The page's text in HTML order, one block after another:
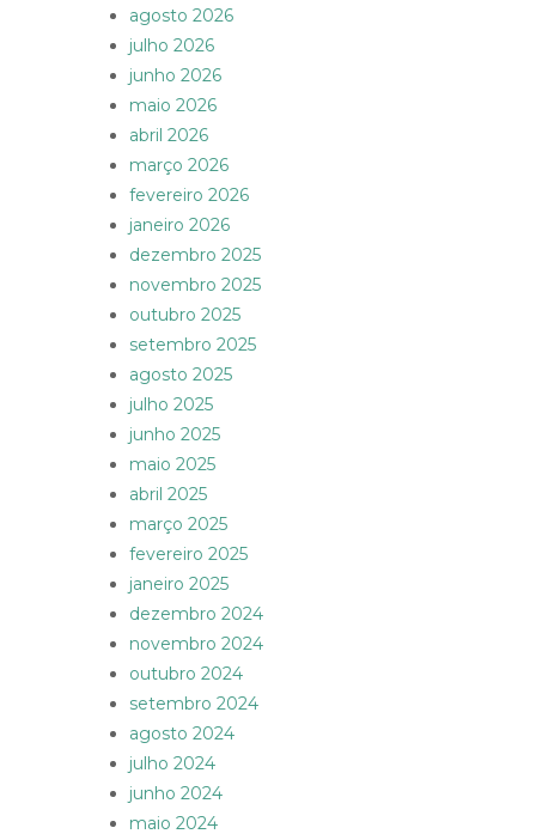
agosto 2026
julho 2026
junho 2026
maio 2026
abril 2026
março 2026
fevereiro 2026
janeiro 2026
dezembro 2025
novembro 2025
outubro 2025
setembro 2025
agosto 2025
julho 2025
junho 2025
maio 2025
abril 2025
março 2025
fevereiro 2025
janeiro 2025
dezembro 2024
novembro 2024
outubro 2024
setembro 2024
agosto 2024
julho 2024
junho 2024
maio 2024